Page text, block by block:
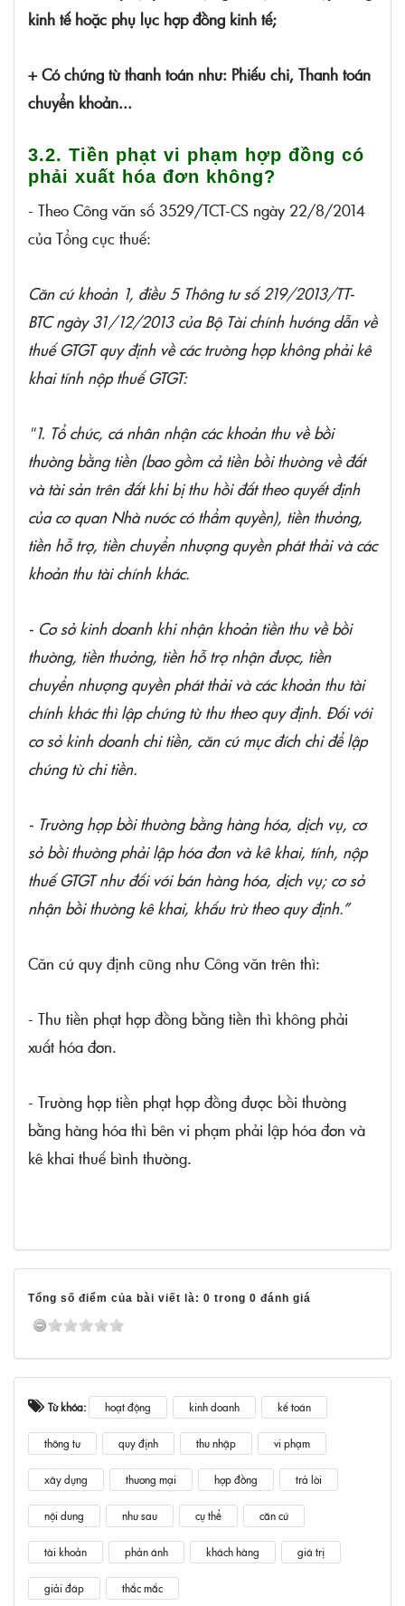
kinh tế hoặc phụ lục hợp đồng kinh tế;
+ Có chứng từ thanh toán như: Phiếu chi, Thanh toán
chuyển khoản...
3.2. Tiền phạt vi phạm hợp đồng có
phải xuất hóa đơn không?
- Theo Công văn số 3529/TCT-CS ngày 22/8/2014
của Tổng cục thuế:
Căn cứ khoản 1, điều 5 Thông tư số 219/2013/TT-
BTC ngày 31/12/2013 của Bộ Tài chính hướng dẫn về
thuế GTGT quy định về các trường hợp không phải kê
khai tính nộp thuế GTGT:
"1. Tổ chức, cá nhân nhận các khoản thu về bồi
thường bằng tiền (bao gồm cả tiền bồi thường về đất
và tài sản trên đất khi bị thu hồi đất theo quyết định
của cơ quan Nhà nước có thẩm quyền), tiền thưởng,
tiền hỗ trợ, tiền chuyển nhượng quyền phát thải và các
khoản thu tài chính khác.
- Cơ sở kinh doanh khi nhận khoản tiền thu về bồi
thường, tiền thưởng, tiền hỗ trợ nhận được, tiền
chuyển nhượng quyền phát thải và các khoản thu tài
chính khác thì lập chứng từ thu theo quy định. Đối với
cơ sở kinh doanh chi tiền, căn cứ mục đích chi để lập
chứng từ chi tiền.
- Trường hợp bồi thường bằng hàng hóa, dịch vụ, cơ
sở bồi thường phải lập hóa đơn và kê khai, tính, nộp
thuế GTGT như đối với bán hàng hóa, dịch vụ; cơ sở
nhận bồi thường kê khai, khấu trừ theo quy định.”
Căn cứ quy định cũng như Công văn trên thì:
- Thu tiền phạt hợp đồng bằng tiền thì không phải
xuất hóa đơn.
- Trường hợp tiền phạt hợp đồng được bồi thường
bằng hàng hóa thì bên vi phạm phải lập hóa đơn và
kê khai thuế bình thường.
Tổng số điểm của bài viết là: 0 trong 0 đánh giá
Từ khóa: hoạt động kinh doanh kế toán
thông tư quy định thu nhập vi phạm
xây dựng thương mại hợp đồng trả lời
nội dung như sau cụ thể căn cứ
tài khoản phản ánh khách hàng giá trị
giải đáp thắc mắc